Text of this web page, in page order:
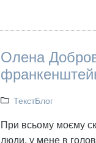
Олена
ТекстБлог
При всьому моєму
люди, у мене в